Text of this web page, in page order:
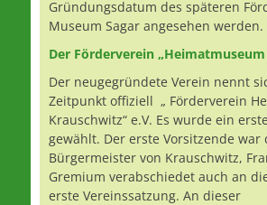
Gründungsdatum des späteren
Museum Sagar angesehen werden.
Der Förderverein „Heimatmuseum
Der neugegründete Verein nennt
Zeitpunkt offiziell „ Förderverein
Krauschwitz“ e.V. Es wurde ein
gewählt. Der erste Vorsitzende war
Bürgermeister von Krauschwitz,
Gremium verabschiedet auch an
erste Vereinssatzung. An dieser